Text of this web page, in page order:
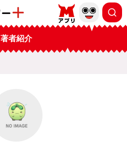
著者紹介